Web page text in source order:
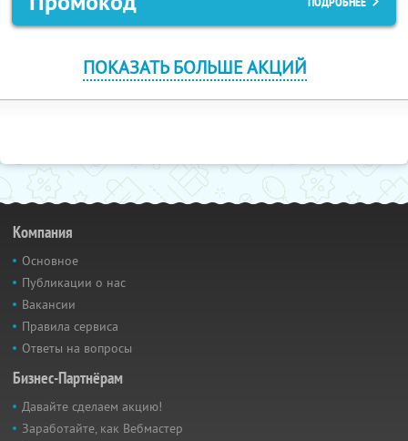
ПОКАЗАТЬ БОЛЬШЕ АКЦИЙ
Компания
Основное
Публикации о нас
Вакансии
Правила сервиса
Ответы на вопросы
Бизнес-Партнёрам
Давайте сделаем акцию!
Заработайте, как Вебмастер